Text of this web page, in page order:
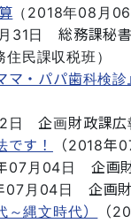
（ 2018年08月
31日
総務課秘
住民課収税班 ）
・パパ歯科検
日
企画財政課
す！
（2018年
07月04日
企画
07月04日
企画
縄文時代）
（